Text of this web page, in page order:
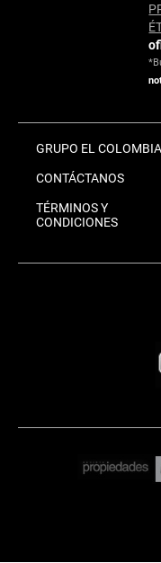
GRUPO EL
CONTÁCTANOS
TÉRMINOS Y
CONDICIONES